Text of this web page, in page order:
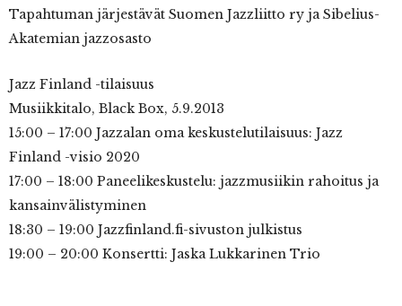
Tapahtuman järjestävät Suomen Jazzliitto ry ja Sibelius-
Akatemian jazzosasto
Jazz Finland -tilaisuus
Musiikkitalo, Black Box, 5.9.2013
15:00 – 17:00 Jazzalan oma keskustelutilaisuus: Jazz
Finland -visio 2020
17:00 – 18:00 Paneelikeskustelu: jazzmusiikin rahoitus ja
kansainvälistyminen
18:30 – 19:00 Jazzfinland.fi-sivuston julkistus
19:00 – 20:00 Konsertti: Jaska Lukkarinen Trio